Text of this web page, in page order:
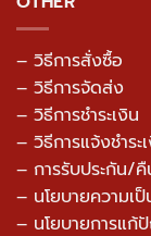
– วิธีการสั่งซื้อ
– วิธีการจัดส่ง
– วิธีการชำระเงิน
– วิธีการแจ้งชำระ
– การรับประกัน/
– นโยบายความเ
– นโยบายการแก้